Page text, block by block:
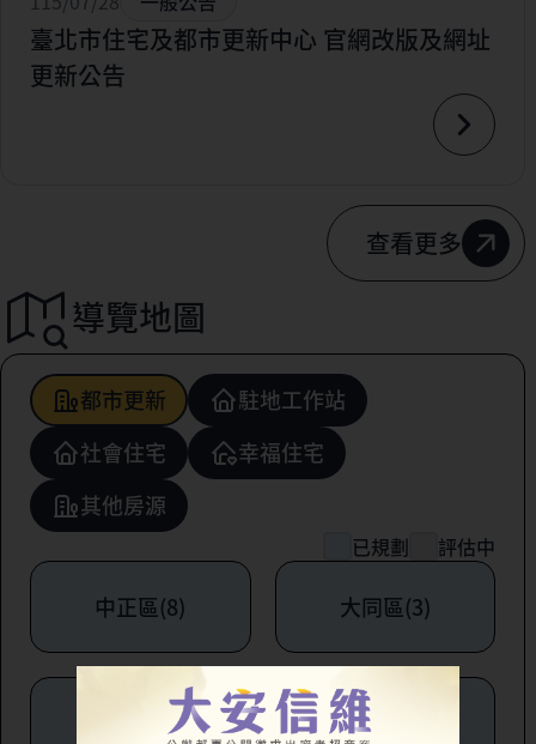
臺北市住宅及都市更新中心 官網改版及網址
更新公告
查看更多
導覽地圖
都市更新
駐地工作站
社會住宅
幸福住宅
其他房源
已規劃 評估中
中正區(8) 大同區(3)
中山區(6) 松山區(1)